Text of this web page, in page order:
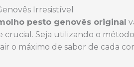
Irresistível
pesto genovês original
Seja utilizando o
o máximo de sabor de cada